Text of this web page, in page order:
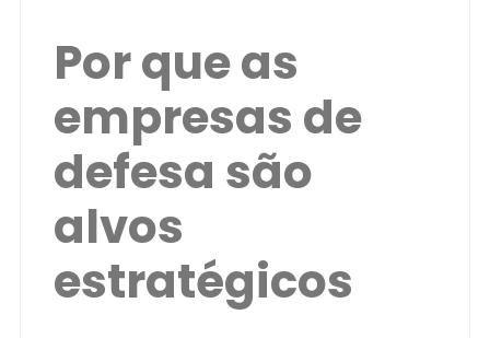
Por que as
empresas de
defesa são
alvos
estratégicos